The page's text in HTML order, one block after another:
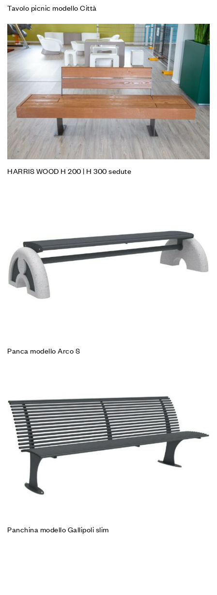
Tavolo picnic modello Città
HARRIS WOOD H 200 | H 300 sedute
Panca modello Arco S
Panchina modello Gallipoli slim